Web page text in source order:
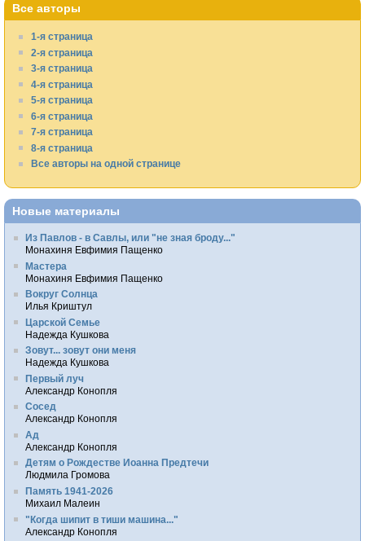
Все авторы
1-я страница
2-я страница
3-я страница
4-я страница
5-я страница
6-я страница
7-я страница
8-я страница
Все авторы на одной странице
Новые материалы
Из Павлов - в Савлы, или "не зная броду..."
Монахиня Евфимия Пащенко
Мастера
Монахиня Евфимия Пащенко
Вокруг Солнца
Илья Криштул
Царской Семье
Надежда Кушкова
Зовут... зовут они меня
Надежда Кушкова
Первый луч
Александр Конопля
Сосед
Александр Конопля
Ад
Александр Конопля
Детям о Рождестве Иоанна Предтечи
Людмила Громова
Память 1941-2026
Михаил Малеин
"Когда шипит в тиши машина..."
Александр Конопля